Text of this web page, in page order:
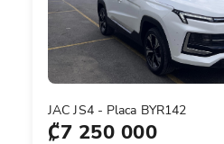
JAC JS4 - Placa BYR142
₡7 250 000